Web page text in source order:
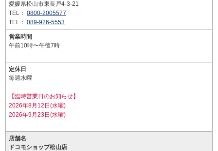
愛媛県松山市東長戸4-3-21
TEL： 0800-2005577
TEL： 089-926-5553
営業時間
午前10時〜午後7時
定休日
毎週水曜
【臨時営業日のお知らせ】
2026年8月12日(水曜)
2026年9月23日(水曜)
店舗名
ドコモショップ松山店